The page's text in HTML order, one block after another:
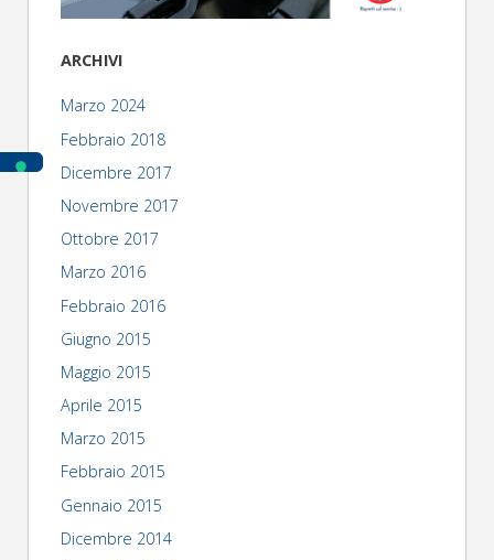
ARCHIVI
Marzo 2024
Febbraio 2018
Dicembre 2017
Novembre 2017
Ottobre 2017
Marzo 2016
Febbraio 2016
Giugno 2015
Maggio 2015
Aprile 2015
Marzo 2015
Febbraio 2015
Gennaio 2015
Dicembre 2014